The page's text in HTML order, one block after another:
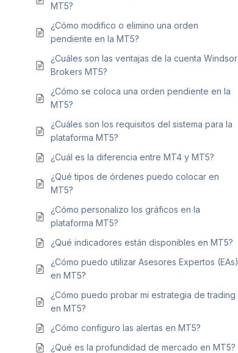
MT5?
¿Cómo modifico o elimino una orden
pendiente en la MT5?
¿Cuáles son las ventajas de la cuenta Windsor
Brokers MT5?
¿Cómo se coloca una orden pendiente en la
MT5?
¿Cuáles son los requisitos del sistema para la
plataforma MT5?
¿Cuál es la diferencia entre MT4 y MT5?
¿Qué tipos de órdenes puedo colocar en
MT5?
¿Cómo personalizo los gráficos en la
plataforma MT5?
¿Qué indicadores están disponibles en MT5?
¿Cómo puedo utilizar Asesores Expertos (EAs)
en MT5?
¿Cómo puedo probar mi estrategia de trading
en MT5?
¿Cómo configuro las alertas en MT5?
¿Qué es la profundidad de mercado en MT5?